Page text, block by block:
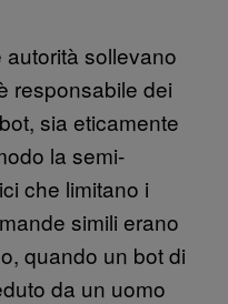
autorità sollevano
responsabile dei
sia eticamente
la semi-
che limitano i
simili erano
quando un bot di
da un uomo